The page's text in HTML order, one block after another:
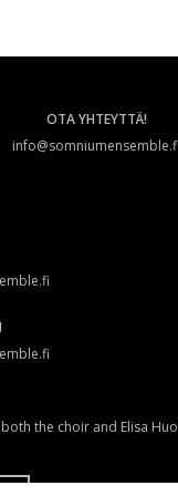
OTA YHTEYTTÄ!
info@somniumensemble.fi
the choir and Elisa